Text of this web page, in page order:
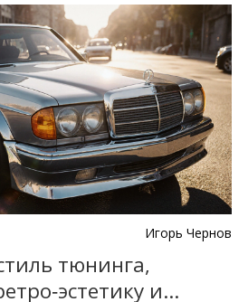
Игорь Чернов
тюнинга,
и